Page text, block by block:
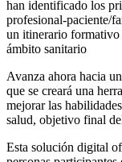
han identificado los
profesional-paciente/
un itinerario formativo
ámbito sanitario
Avanza ahora hacia
que se creará una
mejorar las
salud, objetivo final
Esta solución digital